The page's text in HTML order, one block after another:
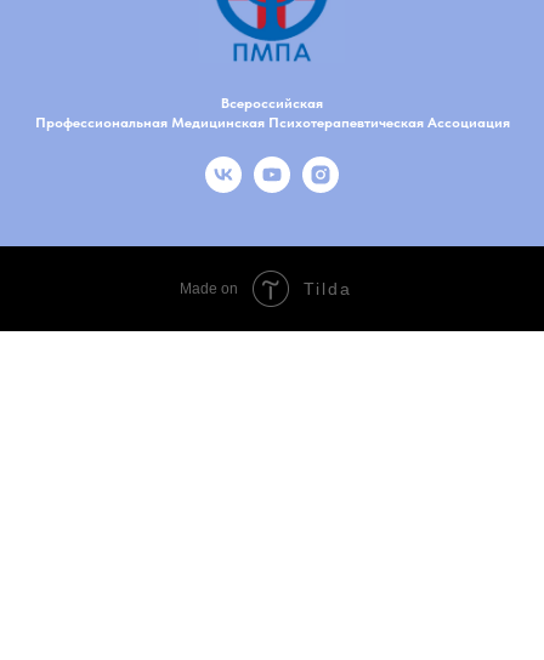
Всероссийская
Профессиональная Медицинская Психотерапевтическая Ассоциация
Made on Tilda